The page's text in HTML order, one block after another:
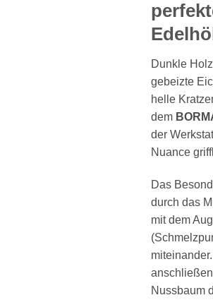
Dunkle
gebeizte
helle
dem
der
Nuance
Das
durch das
mit dem
Nussbaum